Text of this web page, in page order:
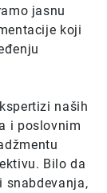
jasnu
koji
naših
i poslovnim
Bilo da
snabdevanja,